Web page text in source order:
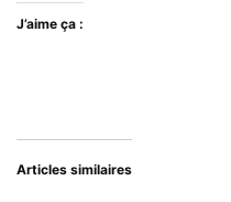
J’aime ça :
Articles similaires